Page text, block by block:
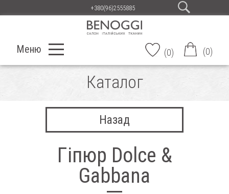
+380(96)2555885
Меню (0) (0)
Каталог
Назад
Гіпюр Dolce &
Gabbana